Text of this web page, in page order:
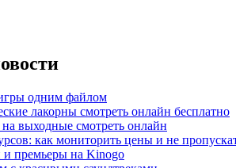
одним файлом
лакорны смотреть онлайн бесплатно
выходные смотреть онлайн
как мониторить цены и не
премьеры на Kinogo